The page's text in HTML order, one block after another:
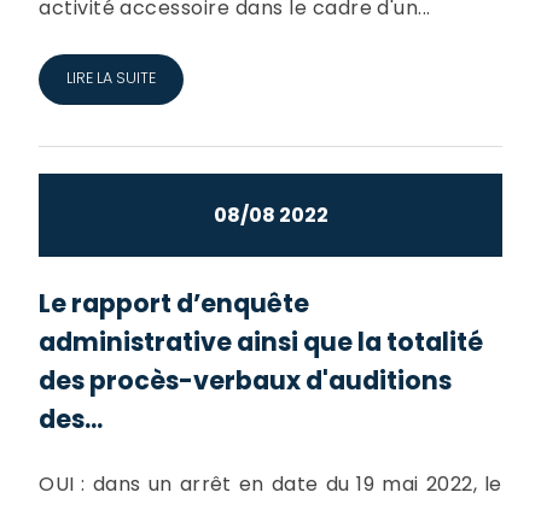
activité accessoire dans le cadre d'un...
LIRE LA SUITE
08/08 2022
Le rapport d’enquête
administrative ainsi que la totalité
des procès-verbaux d'auditions
des...
OUI : dans un arrêt en date du 19 mai 2022, le